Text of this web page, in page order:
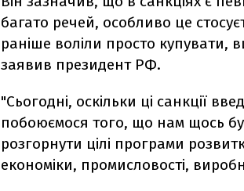
багато речей, особливо це
раніше воліли просто
заявив президент РФ.
"Сьогодні, оскільки ці санкції
побоюємося того, що нам щось
розгорнути цілі програми
економіки, промисловості,